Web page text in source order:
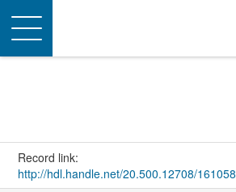
Toggle
navigation
Record link:
http://hdl.handle.net/20.500.12708/161058